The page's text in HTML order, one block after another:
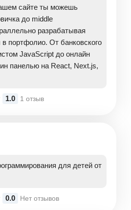
сайте ты можешь
до middle
разрабатывая
портфолио. От банковского
JavaScript до онлайн
панелью на React, Next.js,
1.0 1 отзыв
для детей от
0.0 Нет отзывов